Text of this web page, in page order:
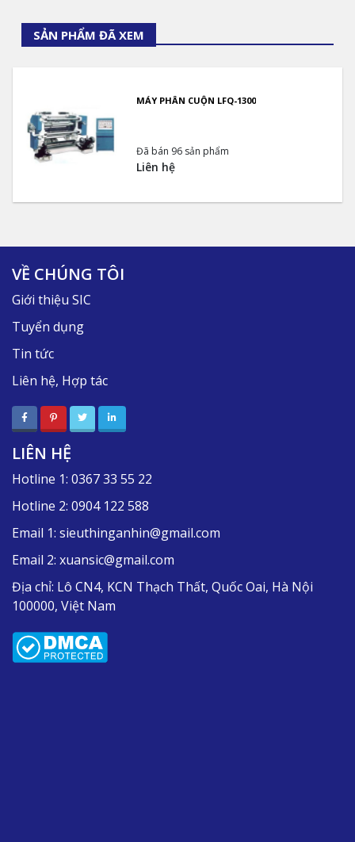
SẢN PHẨM ĐÃ XEM
MÁY PHÂN CUỘN LFQ-1300
Đã bán 96 sản phẩm
Liên hệ
VỀ CHÚNG TÔI
Giới thiệu SIC
Tuyển dụng
Tin tức
Liên hệ, Hợp tác
LIÊN HỆ
Hotline 1: 0367 33 55 22
Hotline 2: 0904 122 588
Email 1: sieuthinganhin@gmail.com
Email 2: xuansic@gmail.com
Địa chỉ: Lô CN4, KCN Thạch Thất, Quốc Oai, Hà Nội
100000, Việt Nam